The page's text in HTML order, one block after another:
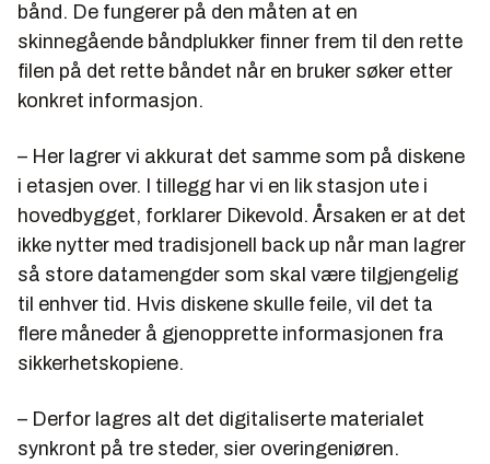
bånd. De fungerer på den måten at en
skinnegående båndplukker finner frem til den rette
filen på det rette båndet når en bruker søker etter
konkret informasjon.
– Her lagrer vi akkurat det samme som på diskene
i etasjen over. I tillegg har vi en lik stasjon ute i
hovedbygget, forklarer Dikevold. Årsaken er at det
ikke nytter med tradisjonell back up når man lagrer
så store datamengder som skal være tilgjengelig
til enhver tid. Hvis diskene skulle feile, vil det ta
flere måneder å gjenopprette informasjonen fra
sikkerhetskopiene.
– Derfor lagres alt det digitaliserte materialet
synkront på tre steder, sier overingeniøren.